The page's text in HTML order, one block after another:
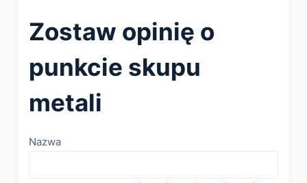
Zostaw opinię o
punkcie skupu
metali
Nazwa